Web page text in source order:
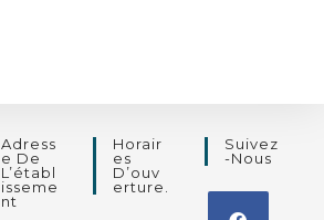
Adress
E De
L’établ
Isseme
Nt
Horair
Es
D’ouv
Erture.
Suivez
-nous